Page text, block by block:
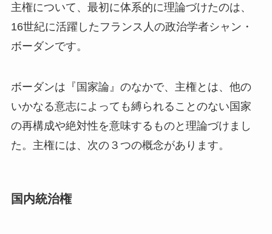
主権について、最初に体系的に理論づけたのは、
16世紀に活躍したフランス人の政治学者シャン・
ボーダンです。
ボーダンは『国家論』のなかで、主権とは、他の
いかなる意志によっても縛られることのない国家
の再構成や絶対性を意味するものと理論づけまし
た。主権には、次の３つの概念があります。
国内統治権